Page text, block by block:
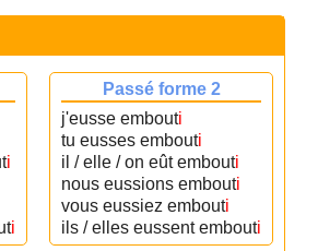
i
i
Passé forme 2
j'eusse embouti
tu eusses embouti
il / elle / on eût embouti
nous eussions embouti
vous eussiez embouti
ils / elles eussent embouti